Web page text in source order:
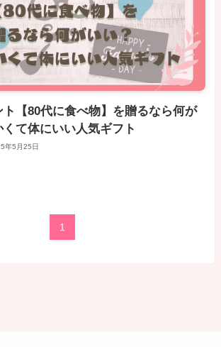
【80代に食べ物】を贈るなら何が
て体にいい人気ギフト
年5月25日
1